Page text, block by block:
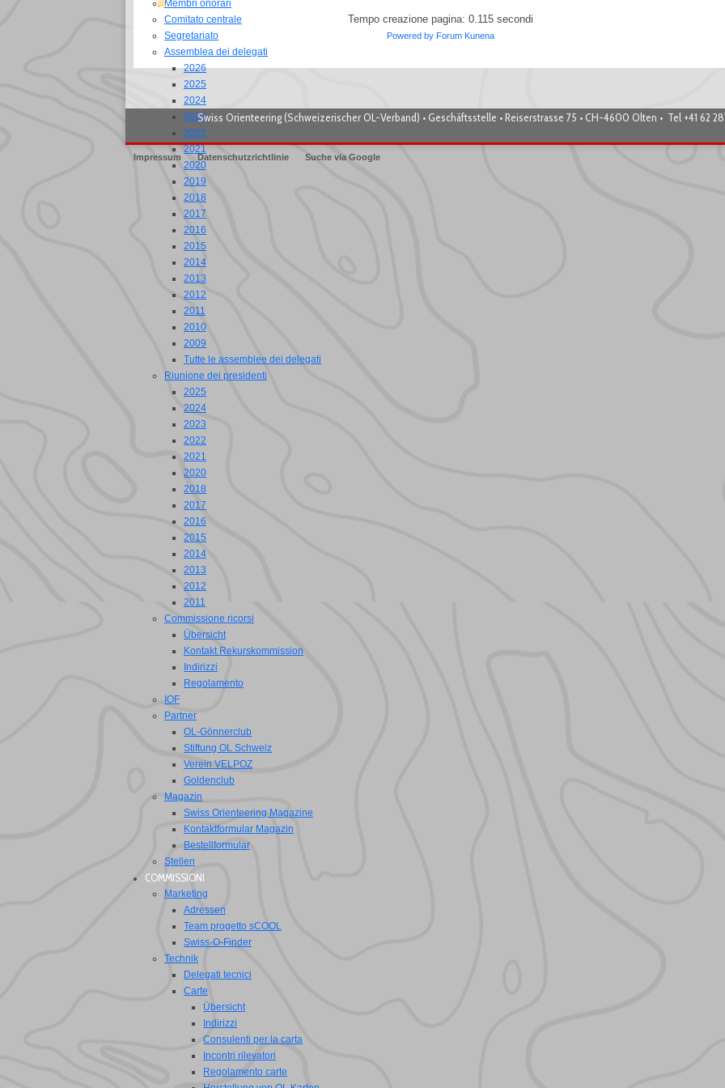
Membri onorari
Comitato centrale
Segretariato
Assemblea dei delegati
2026
2025
2024
2023
2022
2021
2020
2019
2018
2017
2016
2015
2014
2013
2012
2011
2010
2009
Tutte le assemblee dei delegati
Riunione dei presidenti
2025
2024
2023
2022
2021
2020
2018
2017
2016
2015
2014
2013
2012
2011
Commissione ricorsi
Übersicht
Kontakt Rekurskommission
Indirizzi
Regolamento
IOF
Partner
OL-Gönnerclub
Stiftung OL Schweiz
Verein VELPOZ
Goldenclub
Magazin
Swiss Orienteering Magazine
Kontaktformular Magazin
Bestellformular
Stellen
COMMISSIONI
Marketing
Adressen
Team progetto sCOOL
Swiss-O-Finder
Technik
Delegati tecnici
Carte
Übersicht
Indirizzi
Consulenti per la carta
Incontri rilevatori
Regolamento carte
Tempo creazione pagina: 0.115 secondi
Powered by Forum Kunena
Swiss Orienteering (Schweizerischer OL-Verband) • Geschäftsstelle • Reiserstrasse 75 • CH-4600 Olten • Tel +41 62
Impressum Datenschutzrichtlinie Suche via Google